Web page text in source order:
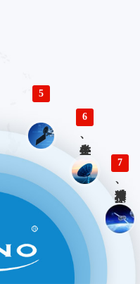
5
6
各类生产、检验工装设计与制造
7
精准对接、快速响应 优势服务